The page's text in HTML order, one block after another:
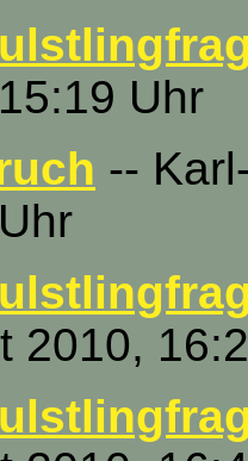
Uhr
--
2010,